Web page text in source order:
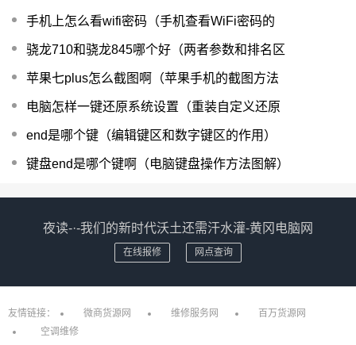
手机上怎么看wifi密码（手机查看WiFi密码的
骁龙710和骁龙845哪个好（两者参数和排名区
苹果七plus怎么截图啊（苹果手机的截图方法
电脑怎样一键还原系统设置（重装自定义还原
end是哪个键（编辑键区和数字键区的作用）
键盘end是哪个键啊（电脑键盘操作方法图解）
夜读-·-我们的新时代沃土还需汗水灌-黄冈电脑网
在线报修 网点查询
友情链接： 微商货源网 维修服务网
百万货源网
空调维修